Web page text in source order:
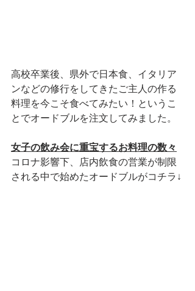
高校卒業後、県外で日本食、イタリア
ンなどの修行をしてきたご主人の作る
料理を今こそ食べてみたい！というこ
とでオードブルを注文してみました。
女子の飲み会に重宝するお料理の数々
コロナ影響下、店内飲食の営業が制限
される中で始めたオードブルがコチラ↓